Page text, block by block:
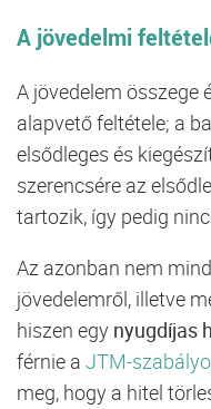
A jövedelmi
A jövedelem összege
alapvető feltétele; a
elsődleges és
szerencsére az
tartozik, így pedig
Az azonban nem
jövedelemről, illetve
hiszen egy nyugdíjas
férnie a JTM-
meg, hogy a hitel